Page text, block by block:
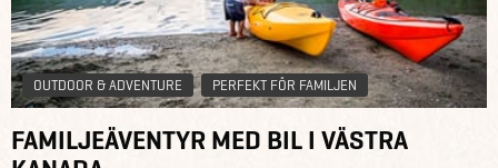
OUTDOOR & ADVENTURE PERFEKT FÖR FAMILJEN
FAMILJEÄVENTYR MED BIL I VÄSTRA